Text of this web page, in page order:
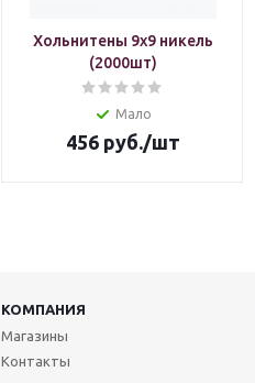
Хольнитены 9х9 никель
(2000шт)
Мало
456руб./шт
КОМПАНИЯ
Магазины
Контакты